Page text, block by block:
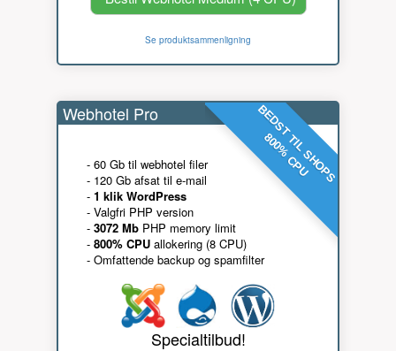
Se produktsammenligning
BEDST TIL SHOPS
800% CPU
Webhotel Pro
- 60 Gb til webhotel filer
- 120 Gb afsat til e-mail
- 1 klik WordPress
- Valgfri PHP version
- 3072 Mb PHP memory limit
- 800% CPU allokering (8 CPU)
- Omfattende backup og spamfilter
Specialtilbud!